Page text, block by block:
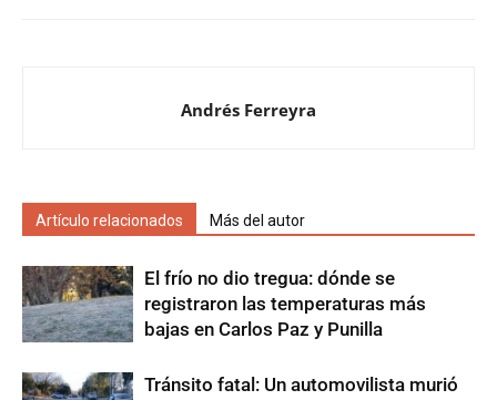
Andrés Ferreyra
Artículo relacionados Más del autor
El frío no dio tregua: dónde se
registraron las temperaturas más
bajas en Carlos Paz y Punilla
Tránsito fatal: Un automovilista murió